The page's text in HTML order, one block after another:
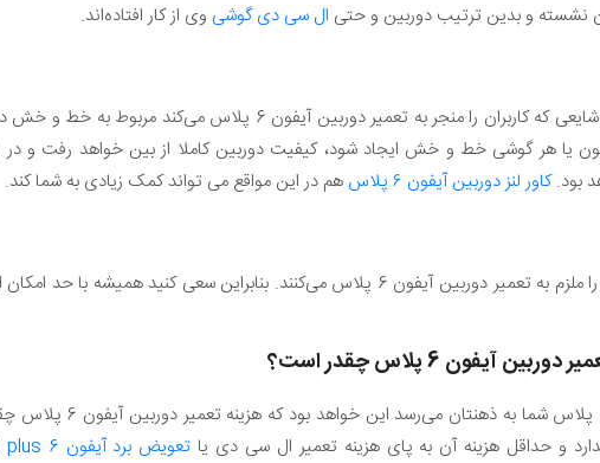
نشسته و بدین ترتیب دوربین و حتی ال سی دی گوشی وی از کار افتاده‌اند.
یکی دیگر از دلایلی شایعی که کاربران را منجر به تعمیر دوربین آیفون 6 پلاس می‌کند
یا هر گوشی خط و خش ایجاد شود، کیفیت دوربین کاملا از بین خواهد رفت و در
کاور لنز دوربین آیفون ۶ پلاس هم در این مواقع می تواند کمک زیادی به شما کند.
دلایل فوق فقط بخشی از اصلی ترین دلایلی هستند که کاربر را ملزم به تعمیر دوربین آیفون 6 پلاس می‌کنند. بنابراین سعی کنید
آیفون 6 پلاس چقدر است؟
احتمالا اولین سوالی که پس از خراب شدن دوربین آیفون 6
و حداقل هزینه آن به پای هزینه تعمیر ال سی دی یا تعویض برد آیفون 6 plus